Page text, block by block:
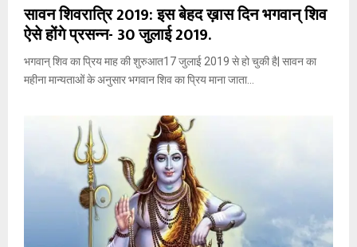
सावन शिवरात्रि 2019: इस बेहद ख़ास दिन भगवान् शिव
ऐसे होंगे प्रसन्न- 30 जुलाई 2019.
भगवान् शिव का प्रिय माह की शुरुआत17 जुलाई 2019 से हो चुकी है| सावन का
महीना मान्यताओं के अनुसार भगवान शिव का प्रिय माना जाता...